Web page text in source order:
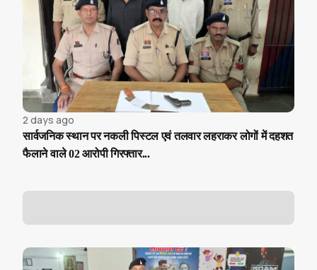
2 days ago
सार्वजनिक स्थान पर नकली पिस्टल एवं तलवार लहराकर लोगों में दहशत
फैलाने वाले 02 आरोपी गिरफ्तार...